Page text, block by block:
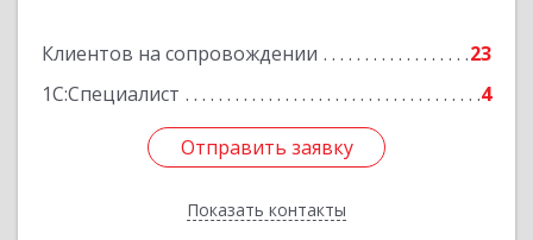
Клиентов на сопровождении
23
1С:Специалист
4
Отправить заявку
Показать контакты
Отправить заявку
Назад